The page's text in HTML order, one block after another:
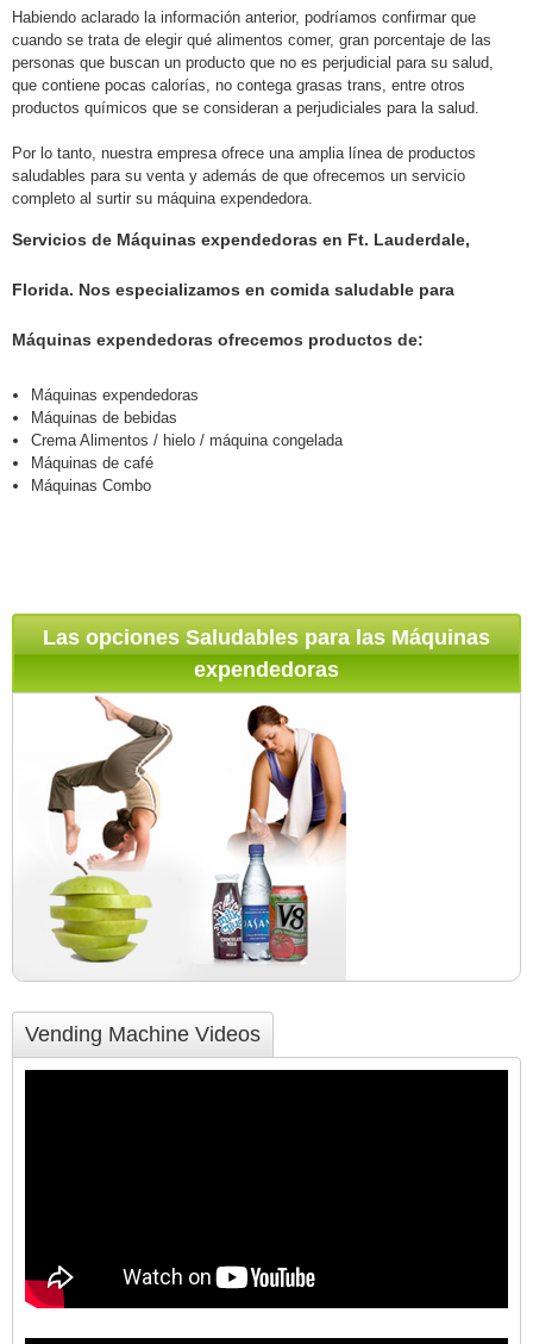
Habiendo aclarado la información anterior, podríamos confirmar que
cuando se trata de elegir qué alimentos comer, gran porcentaje de las
personas que buscan un producto que no es perjudicial para su salud,
que contiene pocas calorías, no contega grasas trans, entre otros
productos químicos que se consideran a perjudiciales para la salud.
Por lo tanto, nuestra empresa ofrece una amplia línea de productos
saludables para su venta y además de que ofrecemos un servicio
completo al surtir su máquina expendedora.
Servicios de Máquinas expendedoras en Ft. Lauderdale,
Florida. Nos especializamos en comida saludable para
Máquinas expendedoras ofrecemos productos de:
Máquinas expendedoras
Máquinas de bebidas
Crema Alimentos / hielo / máquina congelada
Máquinas de café
Máquinas Combo
Las opciones Saludables para las Máquinas
expendedoras
Vending Machine Videos